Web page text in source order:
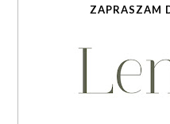
ZAPRASZAM